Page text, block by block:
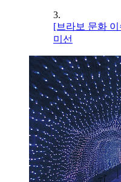
3.
[브라보 문화
미선